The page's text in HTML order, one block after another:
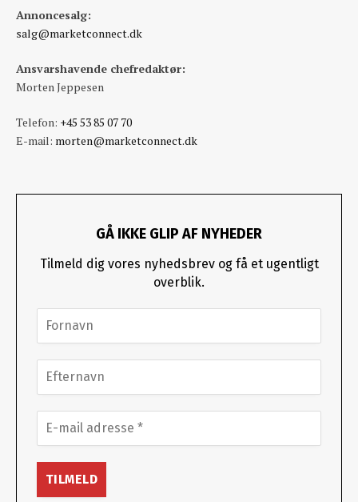
Annoncesalg:
salg@marketconnect.dk
Ansvarshavende chefredaktør:
Morten Jeppesen
Telefon: +45 53 85 07 70
E-mail: morten@marketconnect.dk
GÅ IKKE GLIP AF NYHEDER
Tilmeld dig vores nyhedsbrev og få et ugentligt
overblik.